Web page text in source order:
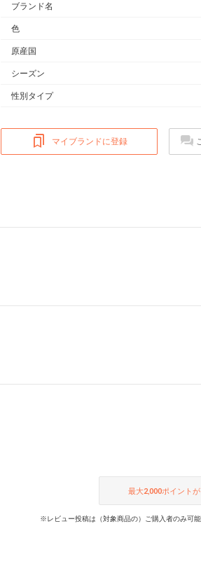
ブランド名
色
原産国
シーズン
性別タイプ
マイブランドに登録
最大2,000ポイントが
※レビュー投稿は（対象商品の）ご購入者のみ可